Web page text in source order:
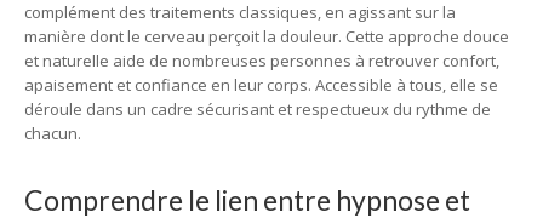
complément des traitements classiques, en agissant sur la
manière dont le cerveau perçoit la douleur. Cette approche douce
et naturelle aide de nombreuses personnes à retrouver confort,
apaisement et confiance en leur corps. Accessible à tous, elle se
déroule dans un cadre sécurisant et respectueux du rythme de
chacun.
Comprendre le lien entre hypnose et